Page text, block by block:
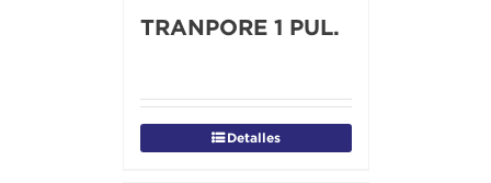
TRANPORE 1 PUL.
Detalles